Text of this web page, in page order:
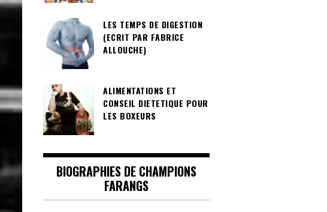
LES TEMPS DE DIGESTION
(ECRIT PAR FABRICE
ALLOUCHE)
ALIMENTATIONS ET
CONSEIL DIETETIQUE POUR
LES BOXEURS
BIOGRAPHIES DE CHAMPIONS
FARANGS